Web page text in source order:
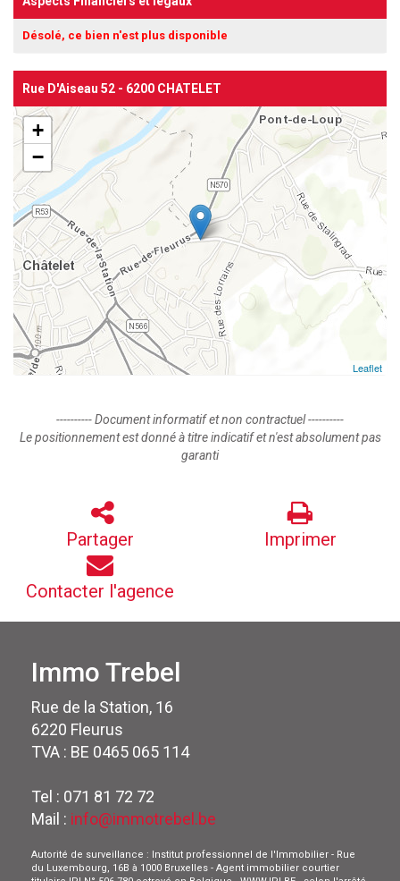
Désolé, ce bien n'est plus disponible
Rue D'Aiseau 52 - 6200 CHATELET
+
−
Leaflet
---------- Document informatif et non contractuel ----------
Le positionnement est donné à titre indicatif et n'est absolument pas
garanti
Partager Imprimer
Contacter l'agence
Immo Trebel
Rue de la Station, 16
6220 Fleurus
TVA : BE 0465 065 114
Tel : 071 81 72 72
Mail : info@immotrebel.be
Autorité de surveillance : Institut professionnel de l'Immobilier - Rue
du Luxembourg, 16B à 1000 Bruxelles - Agent immobilier courtier